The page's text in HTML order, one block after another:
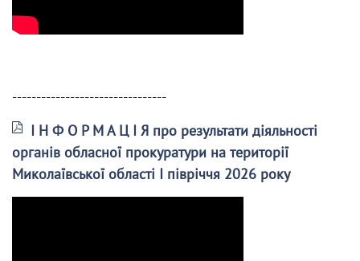
--------------------------------
І Н Ф О Р М А Ц І Я про результати діяльності
органів обласної прокуратури на території
Миколаївської області І півріччя 2026 року